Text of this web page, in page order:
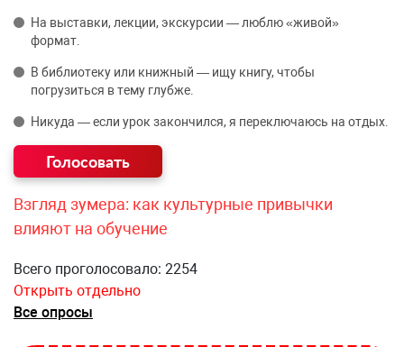
На выставки, лекции, экскурсии — люблю «живой»
формат.
В библиотеку или книжный — ищу книгу, чтобы
погрузиться в тему глубже.
Никуда — если урок закончился, я переключаюсь на отдых.
Взгляд зумера: как культурные привычки
влияют на обучение
Всего проголосовало: 2254
Открыть отдельно
Все опросы